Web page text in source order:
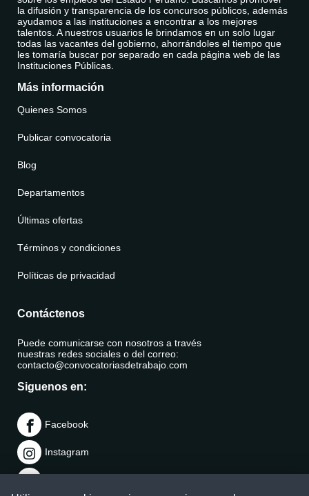
la difusión y transparencia de los concursos públicos, además
ayudamos a las instituciones a encontrar a los mejores
talentos. A nuestros usuarios le brindamos en un solo lugar
todas las vacantes del gobierno, ahorrándoles el tiempo que
les tomaría buscar por separado en cada página web de las
Instituciones Públicas.
Más información
Quienes Somos
Publicar convocatoria
Blog
Departamentos
Últimas ofertas
Términos y condiciones
Políticas de privacidad
Contáctenos
Puede comunicarse con nosotros a través
nuestras redes sociales o del correo:
contacto@convocatoriasdetrabajo.com
Siguenos en:
Facebook
Instagram